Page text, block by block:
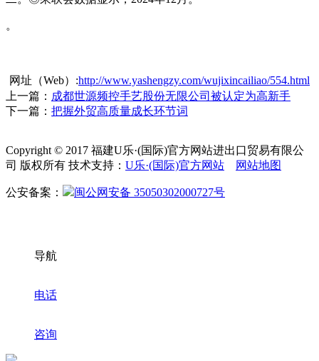
。
网址（Web）:http://www.yashengzy.com/wujixincailiao/554.html
上一篇： 成都世源频控手艺股份无限公司被认定为高新手
下一篇： 把握外贸高质量成长环节词
Copyright © 2017 福建U乐·(国际)官方网站进出口贸易有限公
司 版权所有 技术支持： U乐·(国际)官方网站 网站地图
公安备案： 闽公网安备 35050302000727号
导航
电话
咨询